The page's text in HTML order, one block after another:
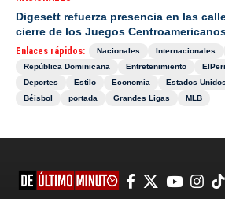
Digesett refuerza presencia en las
cierre de los Juegos
Enlaces rápidos: Nacionales Internacionales
República Dominicana
Entretenimiento
Deportes
Estilo Economía Estados Unidos
Béisbol
portada Grandes Ligas MLB